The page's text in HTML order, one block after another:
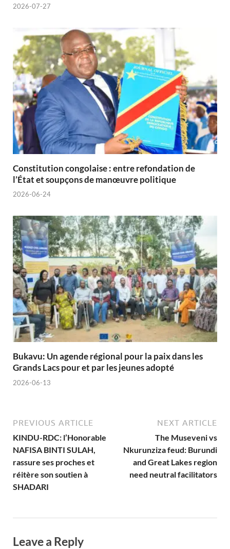
2026-07-27
Constitution congolaise : entre refondation de
l’État et soupçons de manœuvre politique
2026-06-24
Bukavu: Un agende régional pour la paix dans les
Grands Lacs pour et par les jeunes adopté
2026-06-13
PREVIOUS ARTICLE
KINDU-RDC: l’Honorable
NAFISA BINTI SULAH,
rassure ses proches et
réitère son soutien à
SHADARI
NEXT ARTICLE
The Museveni vs
Nkurunziza feud: Burundi
and Great Lakes region
need neutral facilitators
Leave a Reply